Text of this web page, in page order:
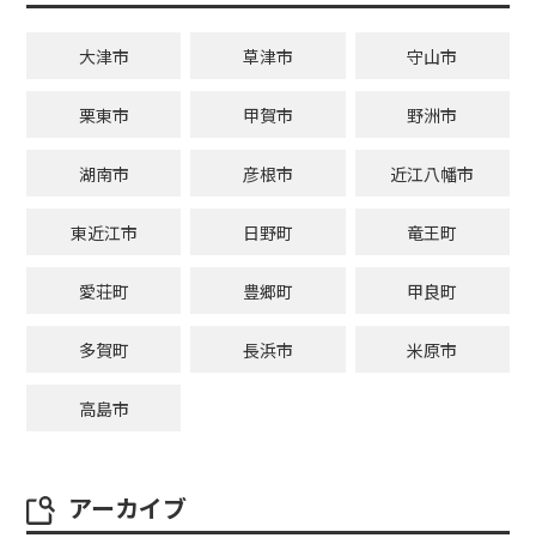
大津市 草津市 守山市
栗東市 甲賀市 野洲市
湖南市 彦根市 近江八幡市
東近江市 日野町 竜王町
愛荘町 豊郷町 甲良町
多賀町 長浜市 米原市
高島市
アーカイブ